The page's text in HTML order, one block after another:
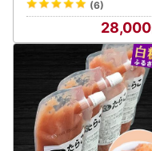
(6)
28,000